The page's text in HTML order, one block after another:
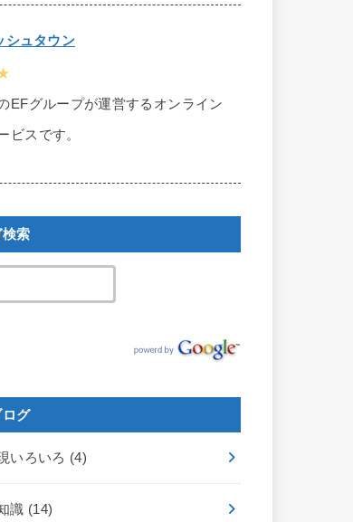
シュタウン
EFグループが運営するオンライン
ビスです。
索
グ
いろいろ (4)
識 (14)